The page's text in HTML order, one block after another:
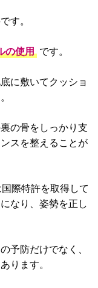
す。
の使用 です。
に敷いてクッショ
の骨をしっかり支
スを整えることが
際特許を取得して
なり、姿勢を正し
予防だけでなく、
ります。